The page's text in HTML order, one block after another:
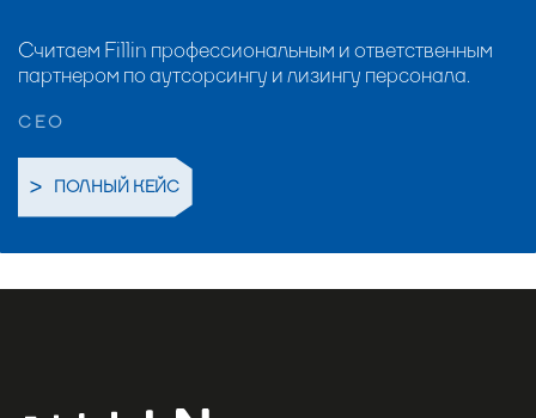
Считаем Fillin профессиональным и ответственным
партнером по аутсорсингу и лизингу персонала.
CEO
ПОЛНЫЙ КЕЙС